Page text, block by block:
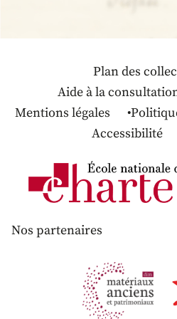
Plan des
Aide à la
Mentions légales
Accessibilité
Nos partenaires